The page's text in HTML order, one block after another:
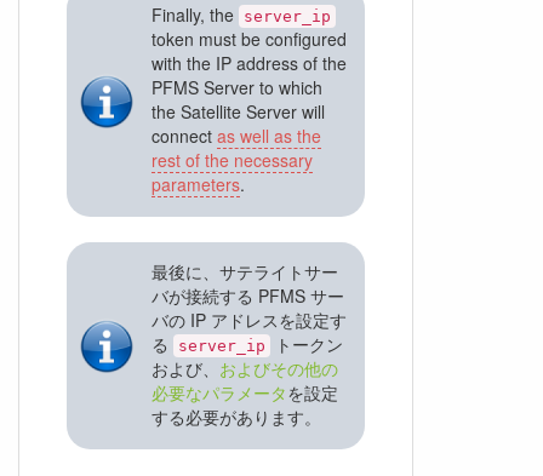
Finally, the server_ip
token must be configured
with the IP address of the
PFMS Server to which
the Satellite Server will
connect as well as the
rest of the necessary
parameters.
最後に、サテライトサー
バが接続する PFMS サー
バの IP アドレスを設定す
る
server_ip トークン
および、 およびその他の
必要なパラメータを設定
する必要があります。